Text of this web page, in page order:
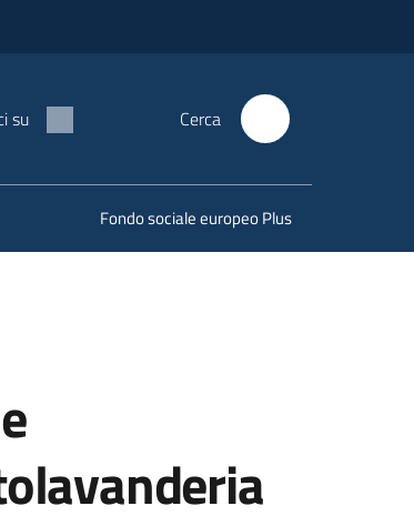
su Cerca
Fondo sociale europeo Plus